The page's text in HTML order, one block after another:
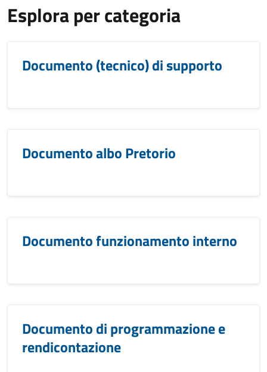
Esplora per categoria
Documento (tecnico) di supporto
Documento albo Pretorio
Documento funzionamento interno
Documento di programmazione e
rendicontazione